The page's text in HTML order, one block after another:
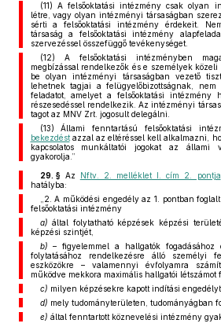
(11) A felsőoktatási intézmény csak olyan
létre, vagy olyan intézményi társaságban
sérti a felsőoktatási intézmény érdekeit.
társaság a felsőoktatási intézmény
szervezéssel összefüggő tevékenységet.
(12) A felsőoktatási intézményben
megbízással rendelkezők és e személyek
be olyan intézményi társaságban vezető
lehetnek tagjai a felügyelőbizottságnak,
feladatot, amelyet a felsőoktatási intézmény
részesedéssel rendelkezik. Az intézményi
tagot az MNV Zrt. jogosult delegálni.
(13) Állami fenntartású felsőoktatási
bekezdéstazzal az eltéréssel kell alkalmazni,
kapcsolatos munkáltatói jogokat az állami
gyakorolja.”
29. §Az Nftv. 2. melléklet I. cím 2. pontja
hatályba:
„2. A működési engedély az 1. pontban
felsőoktatási intézmény
a) által folytatható képzések képzési
képzési szintjét,
b) – figyelemmel a hallgatók fogadásához
folytatásához rendelkezésre álló személyi
eszközökre – valamennyi évfolyamra
működve mekkora maximális hallgatói létszámot
c) milyen képzésekre kapott indítási engedélyt,
d) mely tudományterületen, tudományágban
e) által fenntartott köznevelési intézmény